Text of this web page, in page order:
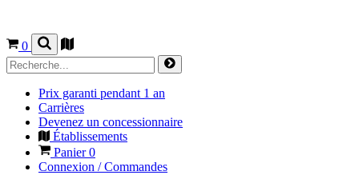
0
Prix garanti pendant 1 an
Carrières
Devenez un concessionnaire
Établissements
Panier0
Connexion / Commandes